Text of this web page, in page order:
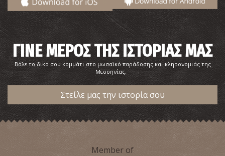
Φαρμακείο Γεωργακοπούλου - Χαροκοπιό
ΦΑΡΜΑΚΕΙΑ ~6.8Km
ΠΕΡΙΦΕΡΕΙΑΚΟ ΙΑΤΡΕΙΟ ΚΑΠΛΑΝΙΟΥ
ΠΕΡΙΦΕΡΕΙΑΚΑ ΙΑΤΡΕΙΑ ~7.5Km
ΓΙΝΕ ΜΕΡΟΣ ΤΗΣ ΙΣΤΟΡΙΑΣ ΜΑΣ
Βάλε το δικό σου κομμάτι στο μωσαϊκό παράδοσης και κληρονομιάς της
Μεσσηνίας.
Στείλε μας την ιστορία σου
Member of